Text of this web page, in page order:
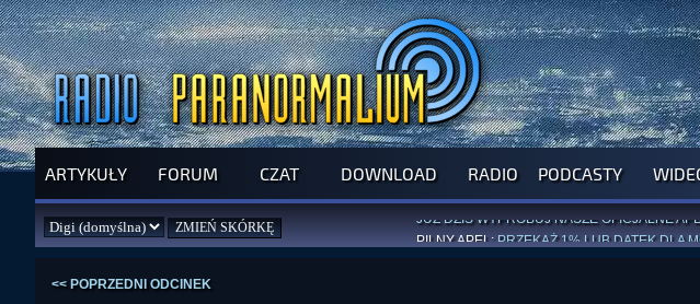
ARTYKUŁY FORUM CZAT DOWNLOAD RADIO PODCASTY
SPRAWDŹ PROGRAM NA NAJBLIŻSZY
PILNY APEL: PRZEKAŻ 1% LUB DATEK DLA
<< POPRZEDNI ODCINEK